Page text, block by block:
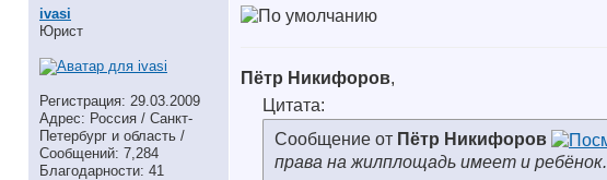
ivasi
Юрист
Регистрация: 29.03.2009
Адрес: Россия / Санкт-
Петербург и область /
Сообщений: 7,284
Благодарности: 41
Пётр Никифоров,
Цитата:
Сообщение от Пётр Никифоров
права на жилплощадь имеет и ребёнок.